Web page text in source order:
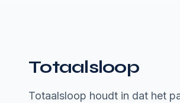
Totaalsloop
Totaalsloop houdt in dat het